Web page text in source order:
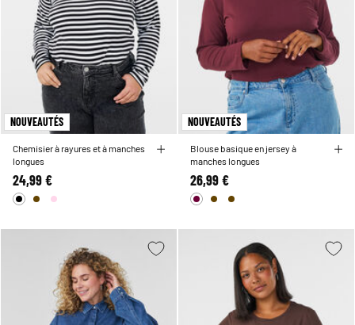
NOUVEAUTÉS
Chemisier à rayures et à manches
longues
24,99 €
NOUVEAUTÉS
Blouse basique en jersey à
manches longues
26,99 €